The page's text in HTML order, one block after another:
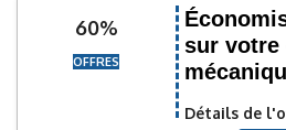
60%
OFFRES
sur votre
Détails de